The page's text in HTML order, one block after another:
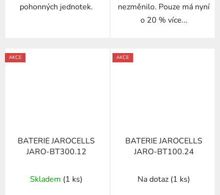
pohonných jednotek.
nezměnilo. Pouze má nyní
o 20 % více...
AKCE
BATERIE JAROCELLS
JARO-BT300.12
Skladem (1 ks)
AKCE
BATERIE JAROCELLS
JARO-BT100.24
Na dotaz (1 ks)